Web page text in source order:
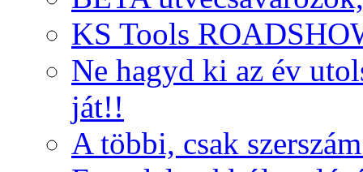
KS Tools
Ne hagyd ki az év
ját!!
A többi, csak